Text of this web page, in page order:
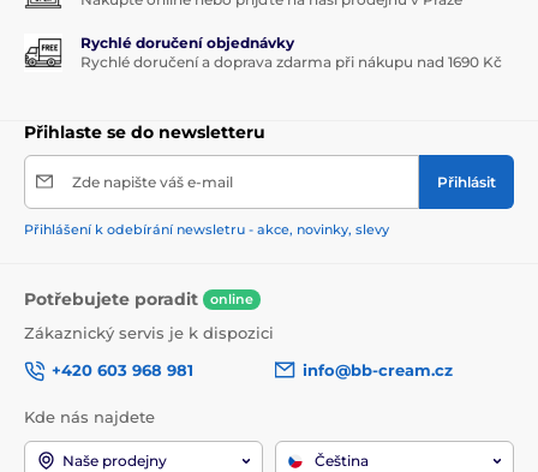
Rychlé doručení objednávky
Rychlé doručení a doprava zdarma při nákupu nad 1690 Kč
Přihlaste se do newsletteru
Zde napište váš e-mail Přihlásit
Přihlášení k odebírání newsletru - akce, novinky, slevy
Potřebujete poradit online
Zákaznický servis je k dispozici
+420 603 968 981
info@bb-cream.cz
Kde nás najdete
Naše prodejny Čeština